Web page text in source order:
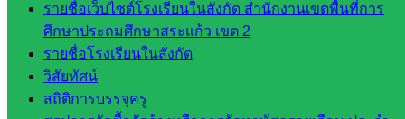
รายชื่อเว็บไซต์โรงเรียนในสังกัด สำนักงานเขตพื้นที่การ
ศึกษาประถมศึกษาสระแก้ว เขต 2
รายชื่อโรงเรียนในสังกัด
วิสัยทัศน์
สถิติการบรรจุครู
กลุ่ม
บริหาร
งานงาน
เงินและ
สินทรัพย์